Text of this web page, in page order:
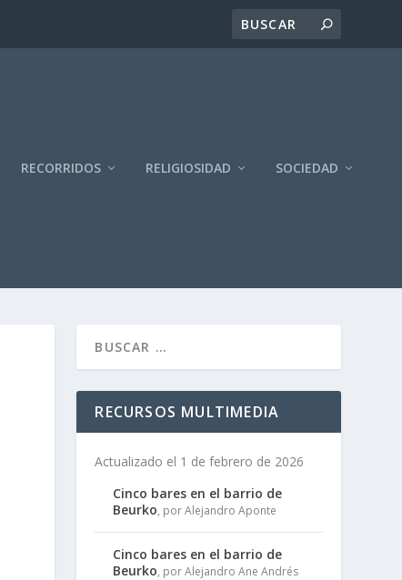
RECORRIDOS RELIGIOSIDAD SOCIEDAD
RECURSOS MULTIMEDIA
Actualizado el 1 de febrero de 2026
Cinco bares en el barrio de
Beurko, por Alejandro Aponte
Cinco bares en el barrio de
Beurko, por Alejandro Ane Andrés